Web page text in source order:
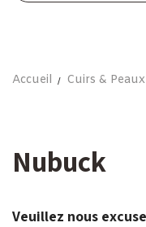
Accueil Cuirs & Peaux
Nubuck
Veuillez nous